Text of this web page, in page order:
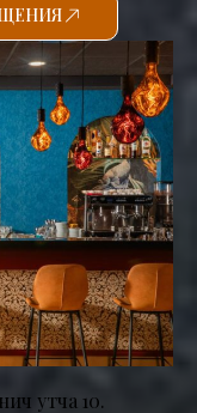
утча 10.